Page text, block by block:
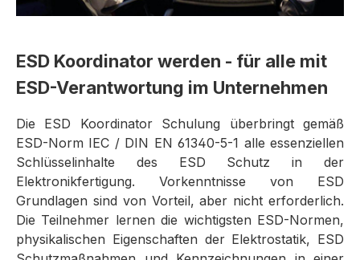
ESD Koordinator werden - für alle mit
ESD-Verantwortung im Unternehmen
Die ESD Koordinator Schulung überbringt gemäß
ESD-Norm IEC / DIN EN 61340-5-1 alle essenziellen
Schlüsselinhalte des ESD Schutz in der
Elektronikfertigung. Vorkenntnisse von ESD
Grundlagen sind von Vorteil, aber nicht erforderlich.
Die Teilnehmer lernen die wichtigsten ESD-Normen,
physikalischen Eigenschaften der Elektrostatik, ESD